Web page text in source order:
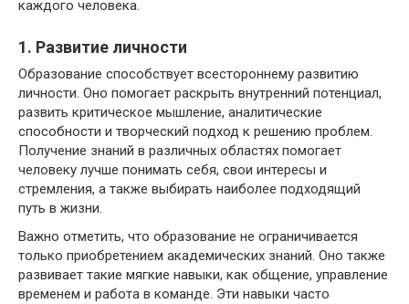
каждого человека.
1. Развитие личности
Образование способствует всестороннему развитию
личности. Оно помогает раскрыть внутренний потенциал,
развить критическое мышление, аналитические
способности и творческий подход к решению проблем.
Получение знаний в различных областях помогает
человеку лучше понимать себя, свои интересы и
стремления, а также выбирать наиболее подходящий
путь в жизни.
Важно отметить, что образование не ограничивается
только приобретением академических знаний. Оно также
развивает такие мягкие навыки, как общение, управление
временем и работа в команде. Эти навыки часто